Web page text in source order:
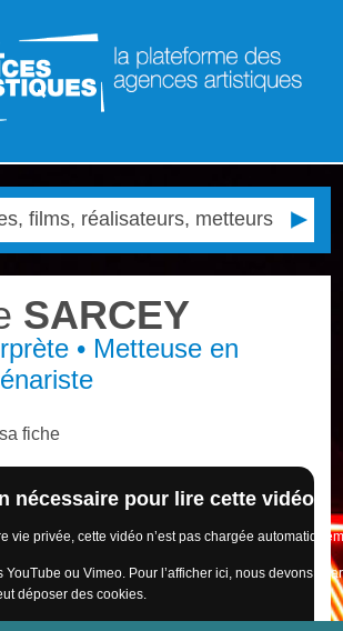
SARCEY
• Metteuse en
fiche
nécessaire pour lire cette vidéo
vie privée, cette vidéo n’est pas chargée
YouTube ou Vimeo. Pour l’afficher ici, nous devons
déposer des cookies.